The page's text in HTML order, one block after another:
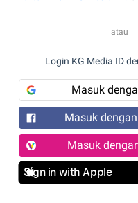
atau
Login KG Media ID
Masuk
Masuk
Masuk
Sign in with Apple